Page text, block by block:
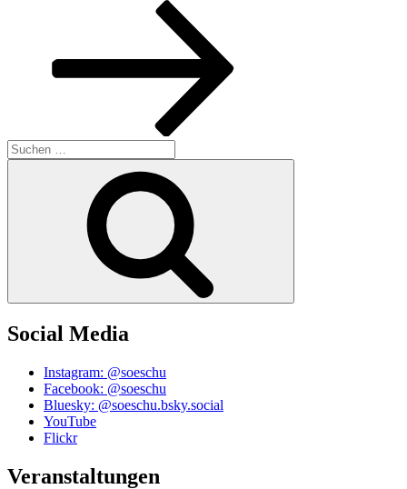
Suchen
nach:
Social Media
Instagram: @soeschu
Facebook: @soeschu
Bluesky: @soeschu.bsky.social
YouTube
Flickr
Veranstaltungen